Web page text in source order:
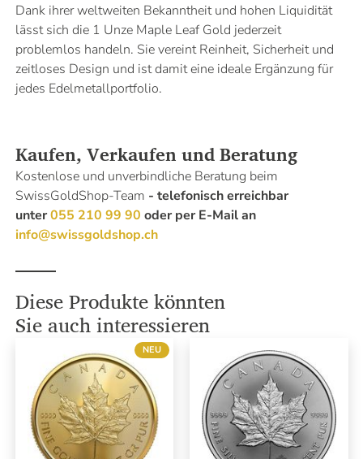
Dank ihrer weltweiten Bekanntheit und hohen Liquidität
lässt sich die 1 Unze Maple Leaf Gold jederzeit
problemlos handeln. Sie vereint Reinheit, Sicherheit und
zeitloses Design und ist damit eine ideale Ergänzung für
jedes Edelmetallportfolio.
Kaufen, Verkaufen und Beratung
Kostenlose und unverbindliche Beratung beim
SwissGoldShop-Team - telefonisch erreichbar
unter055 210 99 90 oder per E-Mail an
info@swissgoldshop.ch
Diese Produkte könnten
Sie auch interessieren
NEU